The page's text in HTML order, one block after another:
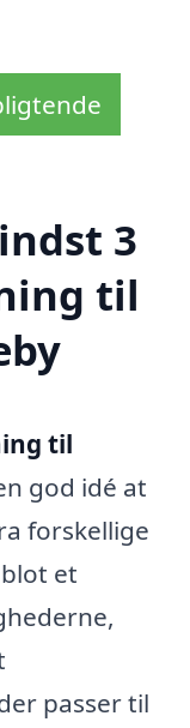
3
til
til
god idé at
forskellige
et
passer til